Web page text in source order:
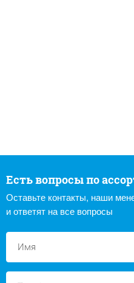
Есть вопросы по
Оставьте контакты, наши
и ответят на все вопросы